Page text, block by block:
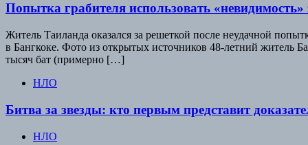
Попытка грабителя использовать «невидимость»
Житель Таиланда оказался за решеткой после неудачной
в Бангкоке. Фото из открытых источников 48-летний житель
тысяч бат (примерно […]
НЛО
Битва за звезды: кто первым представит
НЛО